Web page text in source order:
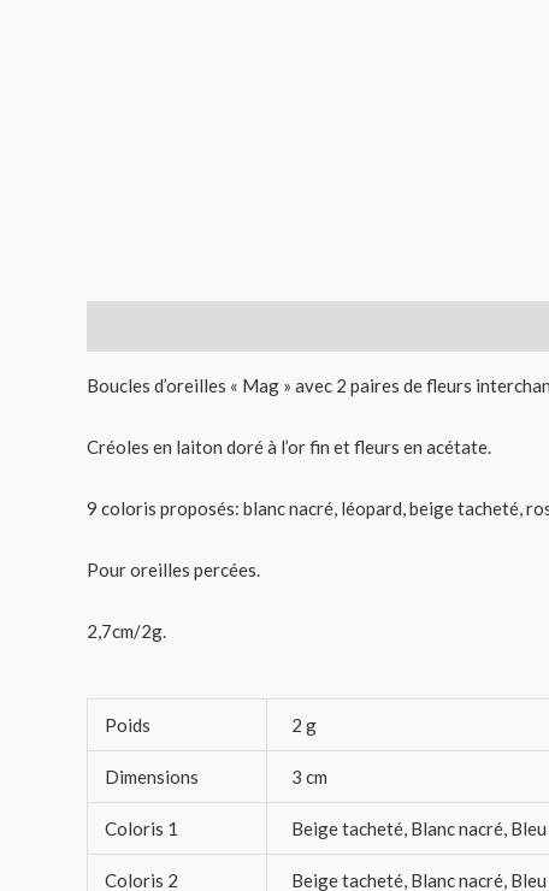
Boucles d’oreilles « Mag » avec 2 paires de fleurs
Créoles en laiton doré à l’or fin et fleurs en acétate.
9 coloris proposés: blanc nacré, léopard, beige tacheté,
Pour oreilles percées.
2,7cm/2g.
Poids 2 g
Dimensions 3 cm
Coloris 1 Beige tacheté, Blanc nacré,
Coloris 2 Beige tacheté, Blanc nacré,